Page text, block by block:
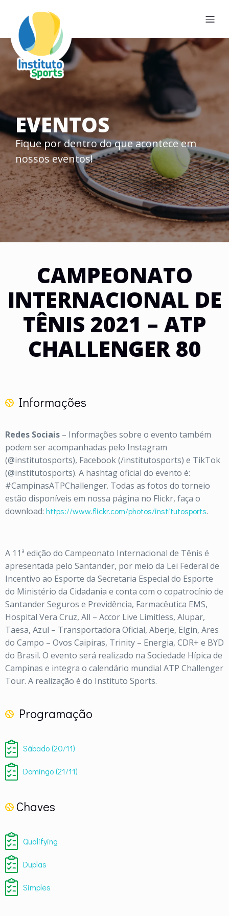
EVENTOS
Fique por dentro do que acontece em
nossos eventos!
CAMPEONATO
INTERNACIONAL DE
TÊNIS 2021 – ATP
CHALLENGER 80
Informações
Redes Sociais – Informações sobre o evento também
podem ser acompanhadas pelo Instagram
(@institutosports), Facebook (/institutosports) e TikTok
(@institutosports). A hashtag oficial do evento é:
#CampinasATPChallenger. Todas as fotos do torneio
estão disponíveis em nossa página no Flickr, faça o
download: https://www.flickr.com/photos/institutosports.
A 11ª edição do Campeonato Internacional de Tênis é
apresentada pelo Santander, por meio da Lei Federal de
Incentivo ao Esporte da Secretaria Especial do Esporte
do Ministério da Cidadania e conta com o copatrocínio de
Santander Seguros e Previdência, Farmacêutica EMS,
Hospital Vera Cruz, All – Accor Live Limitless, Alupar,
Taesa, Azul – Transportadora Oficial, Aberje, Elgin, Ares
do Campo – Ovos Caipiras, Trinity – Energia, CDR+ e BYD
do Brasil. O evento será realizado na Sociedade Hípica de
Campinas e integra o calendário mundial ATP Challenger
Tour. A realização é do Instituto Sports.
Programação
Sábado (20/11)
Domingo (21/11)
Chaves
Qualifying
Duplas
Simples